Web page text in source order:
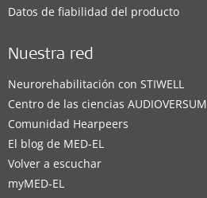
Datos de fiabilidad del producto
Nuestra red
Neurorehabilitación con STIWELL
Centro de las ciencias AUDIOVERSUM
Comunidad Hearpeers
El blog de MED-EL
Volver a escuchar
myMED‑EL